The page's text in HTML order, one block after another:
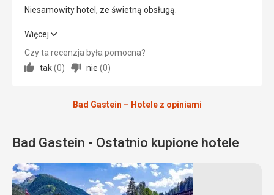
Dobrze odpowiadająca poziomowi ***. Smaczna i
wystarczająco urozmaicona.
Zakwaterowanie
Ta recenzja została automatycznie przetłumaczona za
4/5
Niesamowity hotel, ze świetną obsługą.
Niesamowity hotel, ze świetną obsługą.
Wyżywienie
Więcej
Czy ta recenzja była pomocna?
tak (0) nie (0)
Bad Gastein – Hotele z opiniami
Bad Gastein - Ostatnio kupione hotele